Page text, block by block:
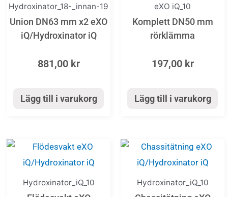
Hydroxinator_18-_innan-19
Union DN63 mm x2 eXO
iQ/Hydroxinator iQ
881,00 kr
Lägg till i varukorg
eXO iQ_10
Komplett DN50 mm
rörklämma
197,00 kr
Lägg till i varukorg
Hydroxinator_iQ_10 Hydroxinator_iQ_10